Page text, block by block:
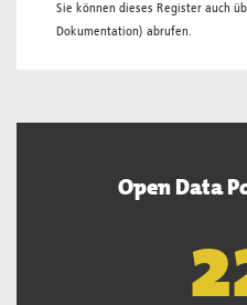
Sie können dieses Register auch
Dokumentation) abrufen.
Open Data